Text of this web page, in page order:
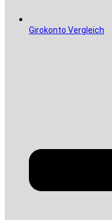
Girokonto Vergleich